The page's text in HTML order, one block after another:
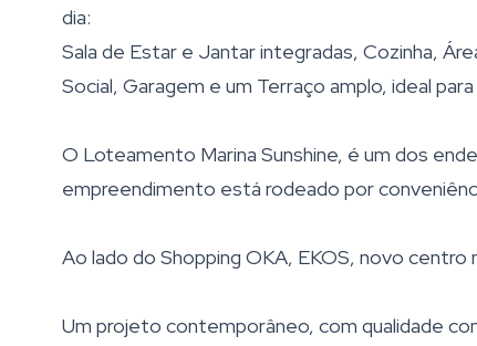
dia:
Sala de Estar e Jantar integradas, Cozinha,
Social, Garagem e um Terraço amplo, ideal
O Loteamento Marina Sunshine, é um dos
empreendimento está rodeado por
Ao lado do Shopping OKA, EKOS, novo centro
Um projeto contemporâneo, com qualidade